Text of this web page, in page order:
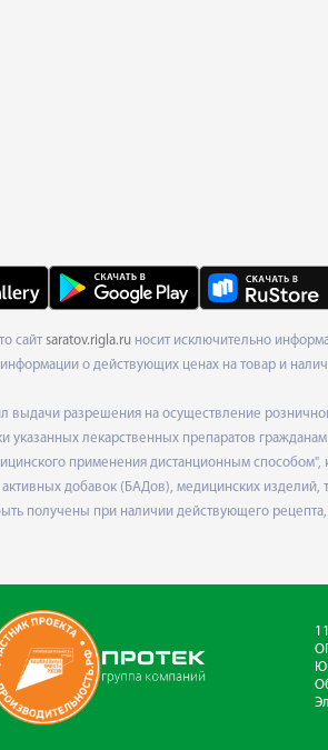
сайт saratov.rigla.ru носит исключительно
о действующих ценах на товар и
разрешения на осуществление
лекарственных препаратов
применения дистанционным способом",
добавок (БАДов), медицинских изделий,
получены при наличии действующего